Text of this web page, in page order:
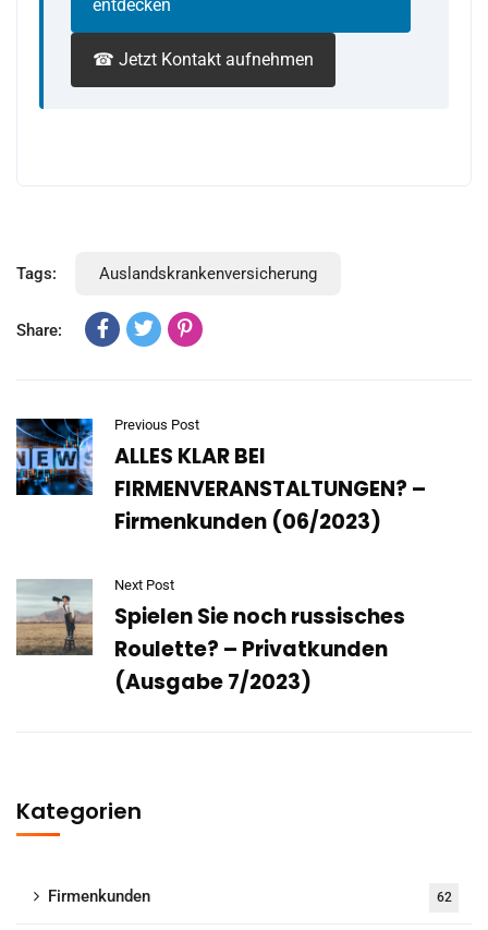
entdecken
☎ Jetzt Kontakt aufnehmen
Tags: Auslandskrankenversicherung
Share:
Previous Post
ALLES KLAR BEI
FIRMENVERANSTALTUNGEN? –
Firmenkunden (06/2023)
Next Post
Spielen Sie noch russisches
Roulette? – Privatkunden
(Ausgabe 7/2023)
Kategorien
Firmenkunden 62